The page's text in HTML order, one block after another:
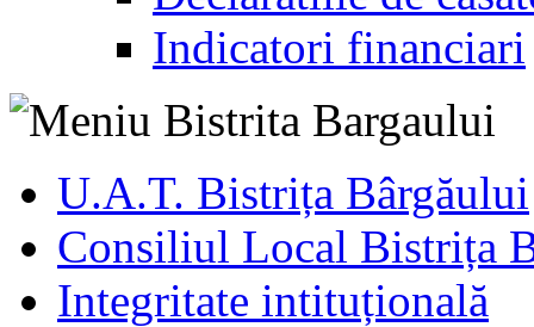
Indicatori financiari
U.A.T. Bistrița Bârgăului
Consiliul Local Bistrița
Integritate intituțională